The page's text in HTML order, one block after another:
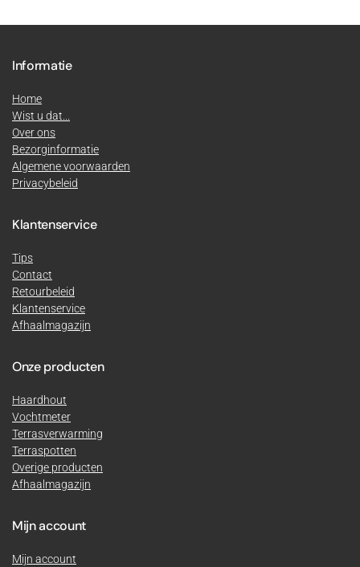
Informatie
Home
Wist u dat...
Over ons
Bezorginformatie
Algemene voorwaarden
Privacybeleid
Klantenservice
Tips
Contact
Retourbeleid
Klantenservice
Afhaalmagazijn
Onze producten
Haardhout
Vochtmeter
Terrasverwarming
Terraspotten
Overige producten
Afhaalmagazijn
Mijn account
Mijn account